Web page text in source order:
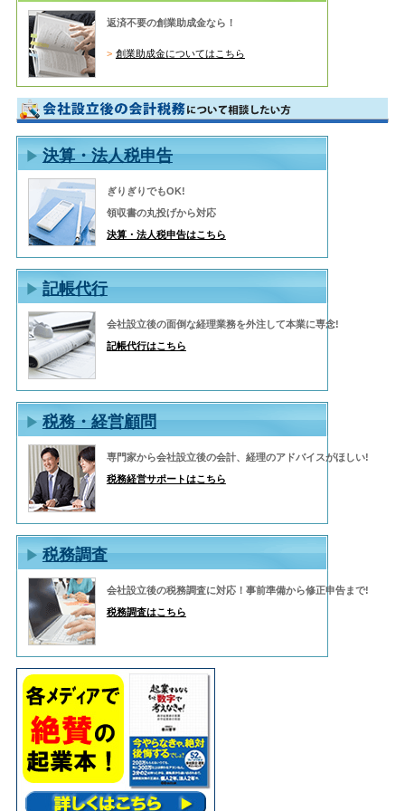
返済不要の創業助成金なら！
創業助成金についてはこちら
決算・法人税申告
ぎりぎりでもOK!
領収書の丸投げから対応
決算・法人税申告はこちら
記帳代行
会社設立後の面倒な経理業務を外注して本業に専念!
記帳代行はこちら
税務・経営顧問
専門家から会社設立後の会計、経理のアドバイスがほしい!
税務経営サポートはこちら
税務調査
会社設立後の税務調査に対応！事前準備から修正申告まで!
税務調査はこちら